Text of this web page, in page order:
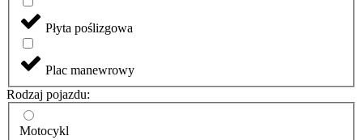
Płyta poślizgowa
Plac manewrowy
Rodzaj pojazdu:
Motocykl